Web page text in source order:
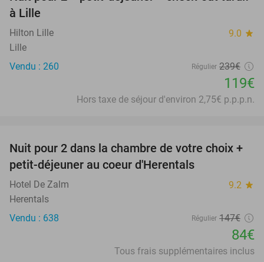
à Lille
Hilton Lille 9.0 star
Lille
Vendu : 260
Régulier 239€
119€
Hors taxe de séjour d'environ 2,75€ p.p.p.n.
43%
Nuit pour 2 dans la chambre de votre choix +
petit-déjeuner au coeur d'Herentals
Hotel De Zalm 9.2 star
Herentals
Vendu : 638
Régulier 147€
84€
Tous frais supplémentaires inclus